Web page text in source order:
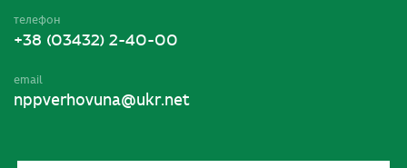
телефон
+38 (03432) 2-40-00
email
nppverhovuna@ukr.net